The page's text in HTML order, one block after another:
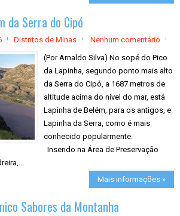
da Serra do Cipó
Distritos de Minas
Nenhum comentário
(Por Arnaldo Silva) No sopé do Pico
da Lapinha, segundo ponto mais alto
da Serra do Cipó, a 1687 metros de
altitude acima do nível do mar, está
Lapinha de Belém, para os antigos, e
Lapinha da Serra, como é mais
conhecido popularmente.
Inserido na Área de Preservação
Mais informações »
Sabores da Montanha